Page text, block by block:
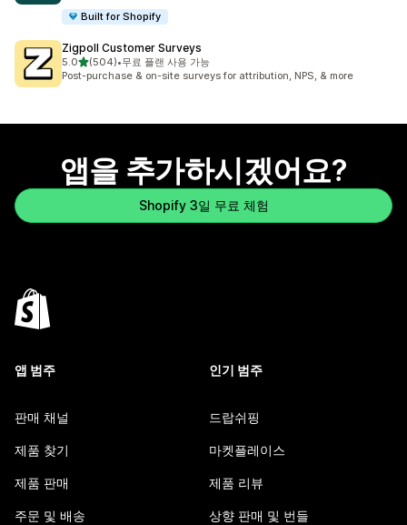
Built for Shopify
Zigpoll Customer Surveys
5.0별 5개 중
(504)
총 리뷰 504개
•무료 플랜 사용 가능
Post-purchase & on-site surveys for attribution, NPS, & more
앱을 추가하시겠어요?
Shopify 3일 무료 체험
앱 범주
판매 채널
제품 찾기
제품 판매
주문 및 배송
인기 범주
드랍쉬핑
마켓플레이스
제품 리뷰
상향 판매 및 번들